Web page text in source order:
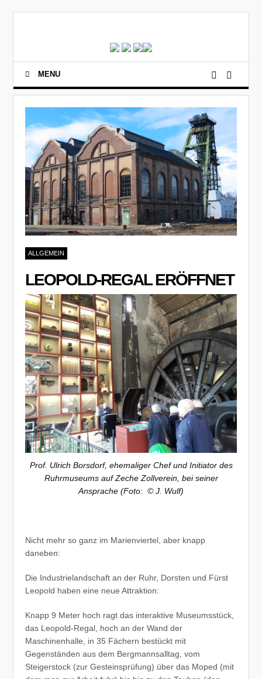
MENU
ALLGEMEIN
LEOPOLD-REGAL ERÖFFNET
Prof. Ulrich Borsdorf, ehemaliger Chef und Initiator des
Ruhrmuseums auf Zeche Zollverein, bei seiner
Ansprache (Foto: © J. Wulf)
Nicht mehr so ganz im Marienviertel, aber knapp
daneben:
Die Industrielandschaft an der Ruhr, Dorsten und Fürst
Leopold haben eine neue Attraktion:
Knapp 9 Meter hoch ragt das interaktive Museumsstück,
das Leopold-Regal, hoch an der Wand der
Maschinenhalle, in 35 Fächern bestückt mit
Gegenständen aus dem Bergmannsalltag, vom
Steigerstock (zur Gesteinsprüfung) über das Moped (mit